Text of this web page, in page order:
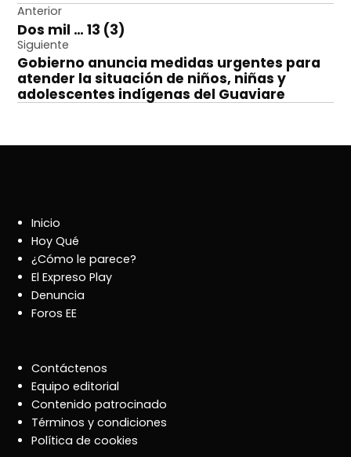
Navegación
de
entradas
Anterior
Dos mil … 13 (3)
Siguiente
Gobierno anuncia medidas urgentes para
atender la situación de niños, niñas y
adolescentes indígenas del Guaviare
Inicio
Hoy Qué
¿Cómo le parece?
El Expreso Play
Denuncia
Foros EE
Contáctenos
Equipo editorial
Contenido patrocinado
Términos y condiciones
Política de cookies